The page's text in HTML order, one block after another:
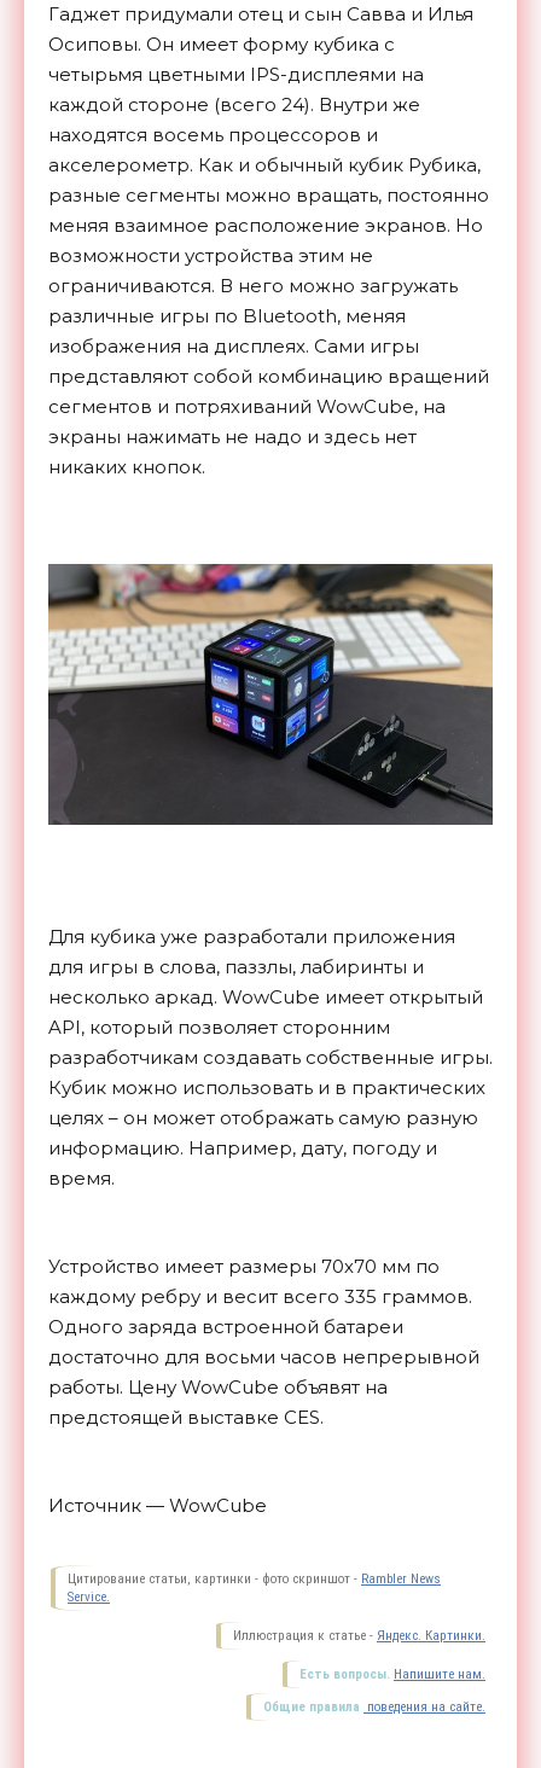
Гаджет придумали отец и сын Савва и Илья
Осиповы. Он имеет форму кубика с
четырьмя цветными IPS-дисплеями на
каждой стороне (всего 24). Внутри же
находятся восемь процессоров и
акселерометр. Как и обычный кубик Рубика,
разные сегменты можно вращать, постоянно
меняя взаимное расположение экранов. Но
возможности устройства этим не
ограничиваются. В него можно загружать
различные игры по Bluetooth, меняя
изображения на дисплеях. Сами игры
представляют собой комбинацию вращений
сегментов и потряхиваний WowCube, на
экраны нажимать не надо и здесь нет
никаких кнопок.
Для кубика уже разработали приложения
для игры в слова, паззлы, лабиринты и
несколько аркад. WowCube имеет открытый
API, который позволяет сторонним
разработчикам создавать собственные игры.
Кубик можно использовать и в практических
целях – он может отображать самую разную
информацию. Например, дату, погоду и
время.
Устройство имеет размеры 70х70 мм по
каждому ребру и весит всего 335 граммов.
Одного заряда встроенной батареи
достаточно для восьми часов непрерывной
работы. Цену WowCube объявят на
предстоящей выставке CES.
Источник — WowCube
Цитирование статьи, картинки - фото скриншот - Rambler News
Service.
Иллюстрация к статье - Яндекс. Картинки.
Есть вопросы. Напишите нам.
Общие правила поведения на сайте.